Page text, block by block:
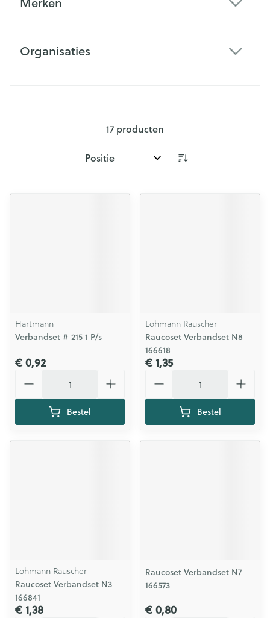
Organisaties
17 producten
Sorteer op:
Hartmann
Verbandset # 215 1 P/s
€ 0,92
Bestel
Lohmann Rauscher
Raucoset Verbandset N8
166618
€ 1,35
Bestel
Lohmann Rauscher
Raucoset Verbandset N3
166841
€ 1,38
Raucoset Verbandset N7
166573
€ 0,80